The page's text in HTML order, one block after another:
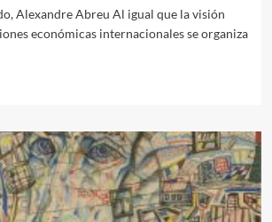
Alexandre Abreu Al igual que la visión
económicas internacionales se organiza